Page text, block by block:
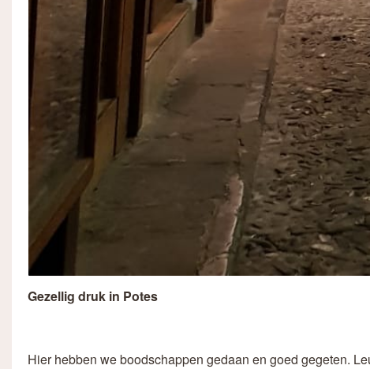
Gezellig druk in Potes
Hier hebben we boodschappen gedaan en goed gegeten.